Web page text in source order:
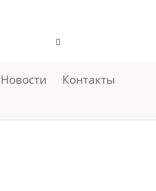
Новости Контакты